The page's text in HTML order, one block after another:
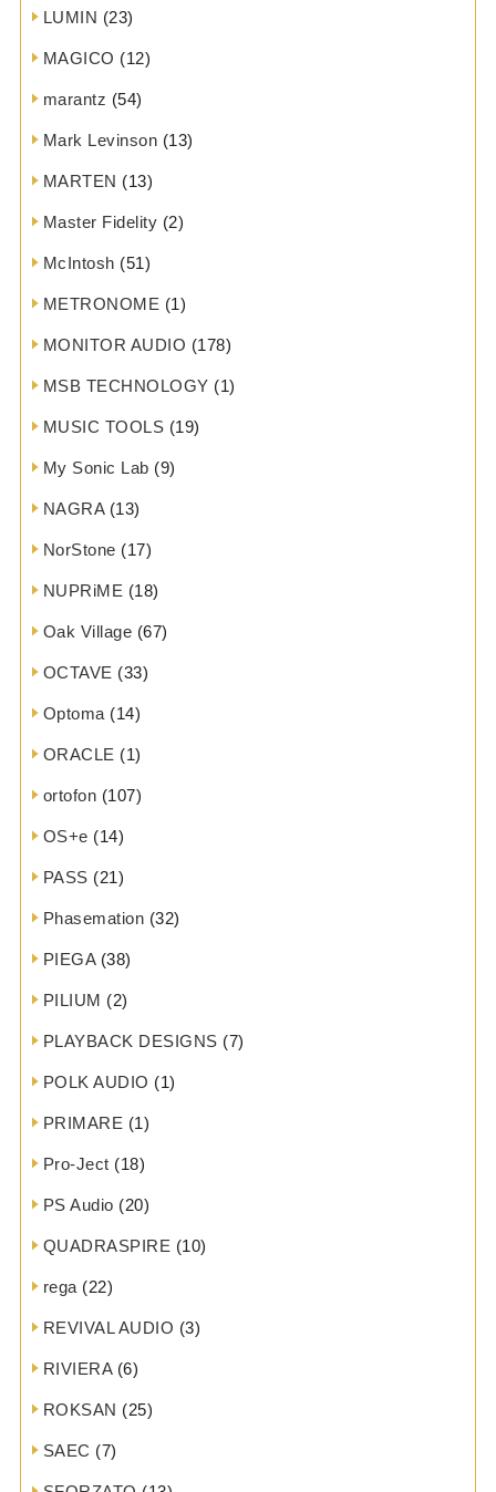
LUMIN (23)
MAGICO (12)
marantz (54)
Mark Levinson (13)
MARTEN (13)
Master Fidelity (2)
McIntosh (51)
METRONOME (1)
MONITOR AUDIO (178)
MSB TECHNOLOGY (1)
MUSIC TOOLS (19)
My Sonic Lab (9)
NAGRA(13)
NorStone (17)
NUPRiME (18)
Oak Village (67)
OCTAVE (33)
Optoma (14)
ORACLE (1)
ortofon (107)
OS+e (14)
PASS (21)
Phasemation (32)
PIEGA(38)
PILIUM (2)
PLAYBACK DESIGNS (7)
POLK AUDIO (1)
PRIMARE (1)
Pro-Ject (18)
PS Audio (20)
QUADRASPIRE (10)
rega (22)
REVIVAL AUDIO (3)
RIVIERA(6)
ROKSAN (25)
SAEC (7)